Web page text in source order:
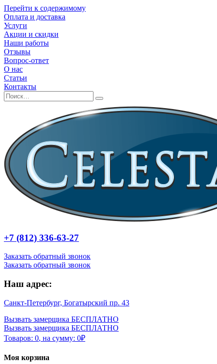
Перейти к содержимому
Оплата и доставка
Услуги
Акции и скидки
Наши работы
Отзывы
Вопрос-ответ
О нас
Статьи
Контакты
+7 (812) 336-63-27
Заказать обратный звонок
Заказать обратный звонок
Наш адрес:
Санкт-Петербург, Богатырский пр. 43
Вызвать замерщика БЕСПЛАТНО
Вызвать замерщика БЕСПЛАТНО
Товаров: 0, на сумму: 0₽
Моя корзина